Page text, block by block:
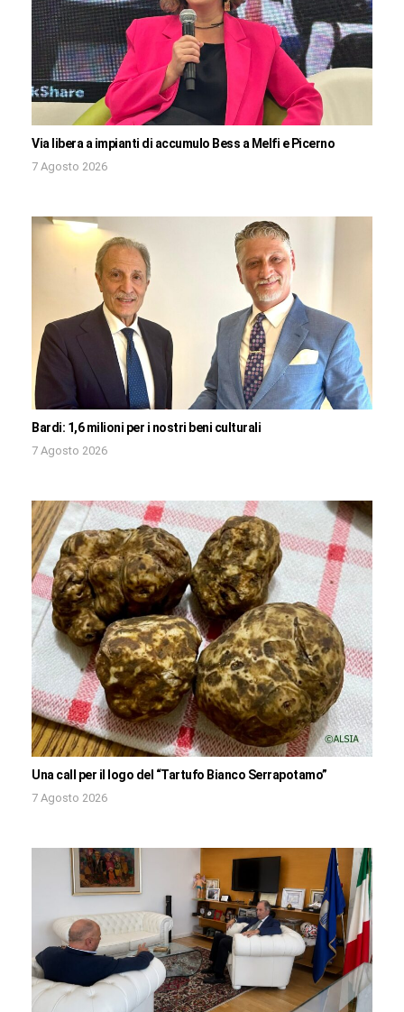
Via libera a impianti di accumulo Bess a Melfi e Picerno
7 Agosto 2026
Bardi: 1,6 milioni per i nostri beni culturali
7 Agosto 2026
Una call per il logo del “Tartufo Bianco Serrapotamo”
7 Agosto 2026